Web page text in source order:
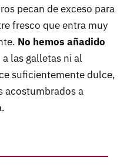
pecan de exceso para
fresco que entra muy
No hemos añadido
las galletas ni al
suficientemente dulce,
acostumbrados a